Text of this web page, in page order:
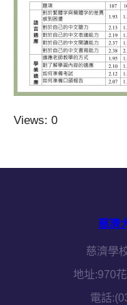
Views: 0
慈濟
慈濟學
地址:970
電話